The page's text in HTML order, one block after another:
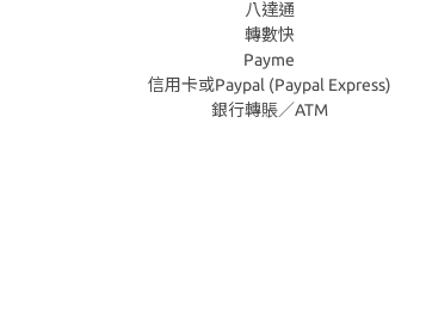
八達通
轉數快
Payme
信用卡或Paypal (Paypal Express)
銀行轉賬／ATM